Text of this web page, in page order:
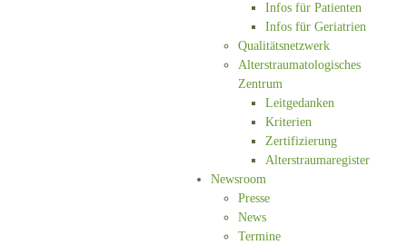
Infos für Patienten
Infos für Geriatrien
Qualitätsnetzwerk
Alterstraumatologisches
Zentrum
Leitgedanken
Kriterien
Zertifizierung
Alterstraumaregister
Newsroom
Presse
News
Termine